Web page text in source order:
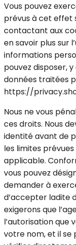
Vous pouvez
prévus à cet effet
contactant aux
en savoir plus sur
informations
pouvez disposer,
données traitées
https://
Nous ne vous
ces droits. Nous
identité avant de
les limites
applicable.
vous pouvez
demander à
d’accepter ladite
exigerons que
l’autorisation que
votre nom, et il se